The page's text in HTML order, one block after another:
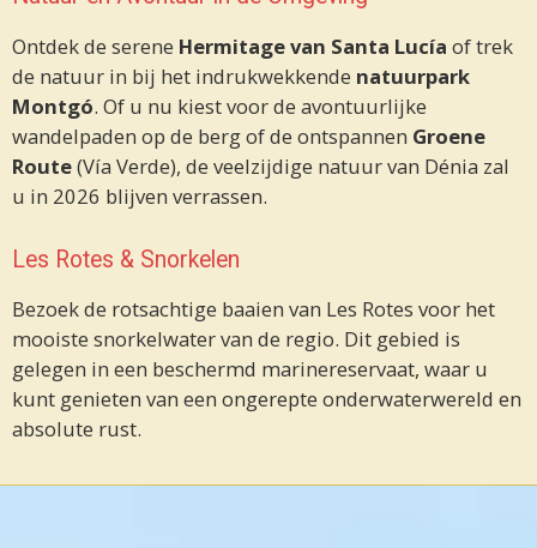
Ontdek de serene Hermitage van Santa Lucía of trek
de natuur in bij het indrukwekkende natuurpark
Montgó. Of u nu kiest voor de avontuurlijke
wandelpaden op de berg of de ontspannen Groene
Route(Vía Verde), de veelzijdige natuur van Dénia zal
u in 2026 blijven verrassen.
Les Rotes & Snorkelen
Bezoek de rotsachtige baaien van Les Rotes voor het
mooiste snorkelwater van de regio. Dit gebied is
gelegen in een beschermd marinereservaat, waar u
kunt genieten van een ongerepte onderwaterwereld en
absolute rust.